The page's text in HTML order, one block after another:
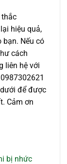
thắc
hiệu quả,
bạn. Nếu có
cách
liên hệ với
để được
Cảm ơn
bị nhức